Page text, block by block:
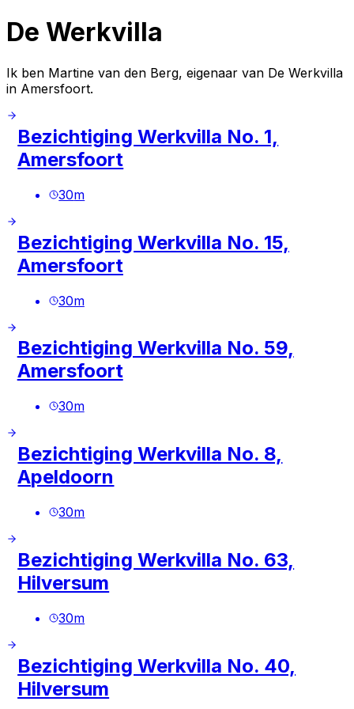
De Werkvilla
Ik ben Martine van den Berg, eigenaar van De Werkvilla
in Amersfoort.
Bezichtiging Werkvilla No. 1,
Amersfoort
30m
Bezichtiging Werkvilla No. 15,
Amersfoort
30m
Bezichtiging Werkvilla No. 59,
Amersfoort
30m
Bezichtiging Werkvilla No. 8,
Apeldoorn
30m
Bezichtiging Werkvilla No. 63,
Hilversum
30m
Bezichtiging Werkvilla No. 40,
Hilversum